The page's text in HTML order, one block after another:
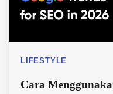
LIFESTYLE
Cara